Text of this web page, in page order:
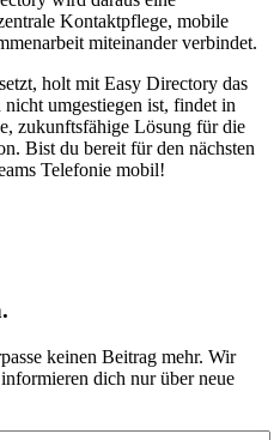
Kontaktpflege, mobile
miteinander verbindet.
holt mit Easy Directory das
umgestiegen ist, findet in
zukunftsfähige Lösung für die
Bist du bereit für den nächsten
Telefonie mobil!
keinen Beitrag mehr. Wir
dich nur über neue